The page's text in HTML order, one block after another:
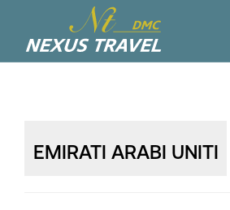
EMIRATI ARABI UNITI